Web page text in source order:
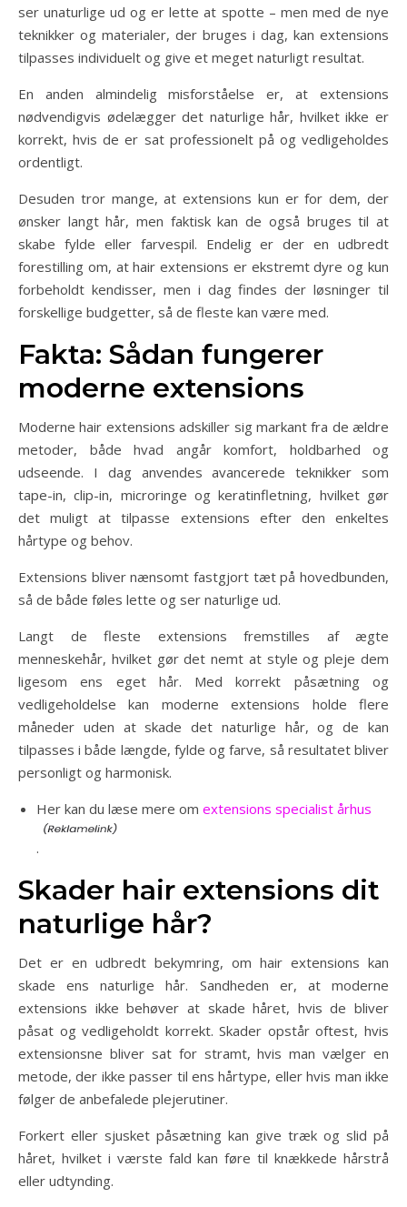
ser unaturlige ud og er lette at spotte – men med de nye
teknikker og materialer, der bruges i dag, kan extensions
tilpasses individuelt og give et meget naturligt resultat.
En anden almindelig misforståelse er, at extensions
nødvendigvis ødelægger det naturlige hår, hvilket ikke er
korrekt, hvis de er sat professionelt på og vedligeholdes
ordentligt.
Desuden tror mange, at extensions kun er for dem, der
ønsker langt hår, men faktisk kan de også bruges til at
skabe fylde eller farvespil. Endelig er der en udbredt
forestilling om, at hair extensions er ekstremt dyre og kun
forbeholdt kendisser, men i dag findes der løsninger til
forskellige budgetter, så de fleste kan være med.
Fakta: Sådan fungerer
moderne extensions
Moderne hair extensions adskiller sig markant fra de ældre
metoder, både hvad angår komfort, holdbarhed og
udseende. I dag anvendes avancerede teknikker som
tape-in, clip-in, microringe og keratinfletning, hvilket gør
det muligt at tilpasse extensions efter den enkeltes
hårtype og behov.
Extensions bliver nænsomt fastgjort tæt på hovedbunden,
så de både føles lette og ser naturlige ud.
Langt de fleste extensions fremstilles af ægte
menneskehår, hvilket gør det nemt at style og pleje dem
ligesom ens eget hår. Med korrekt påsætning og
vedligeholdelse kan moderne extensions holde flere
måneder uden at skade det naturlige hår, og de kan
tilpasses i både længde, fylde og farve, så resultatet bliver
personligt og harmonisk.
Her kan du læse mere om extensions specialist århus
.
Skader hair extensions dit
naturlige hår?
Det er en udbredt bekymring, om hair extensions kan
skade ens naturlige hår. Sandheden er, at moderne
extensions ikke behøver at skade håret, hvis de bliver
påsat og vedligeholdt korrekt. Skader opstår oftest, hvis
extensionsne bliver sat for stramt, hvis man vælger en
metode, der ikke passer til ens hårtype, eller hvis man ikke
følger de anbefalede plejerutiner.
Forkert eller sjusket påsætning kan give træk og slid på
håret, hvilket i værste fald kan føre til knækkede hårstrå
eller udtynding.